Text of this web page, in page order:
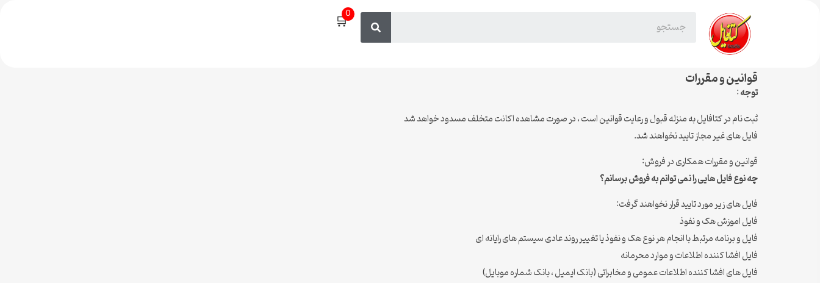
🛒0
قوانین و مقررات
توجه:
ثبت نام در کتافایل به منزله قبول و رعایت قوانین است ، در صورت مشاهده اکانت متخلف مسدود خواهد شد
فایل های غیر مجاز تایید نخواهند شد.
قوانین و مقررات همکاری در فروش:
چه نوع فایل هایی را نمی توانم به فروش برسانم؟
فایل های زیر مورد تایید قرار نخواهند گرفت:
فایل اموزش هک و نفوذ
فایل و برنامه مرتبط با انجام هر نوع هک و نفوذ یا تغییر روند عادی سیستم های رایانه ای
فایل افشا کننده اطلاعات و موارد محرمانه
فایل های افشا کننده اطلاعات عمومی و مخابراتی (بانک ایمیل ، بانک شماره موبایل)